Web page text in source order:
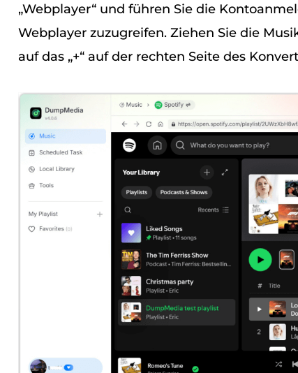
„Webplayer“ und führen Sie die
Webplayer zuzugreifen. Ziehen Sie die
auf das „+“ auf der rechten Seite des